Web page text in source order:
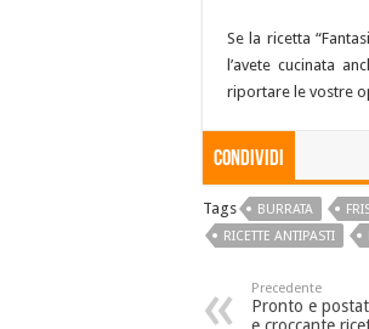
Se la ricetta
l’avete cucinata
riportare le vostre
Condividi
Tags BURRATA
RICETTE ANTIPASTI
Precedente
Pronto e